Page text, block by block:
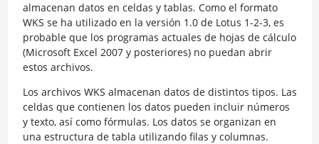
almacenan datos en celdas y tablas. Como el formato
WKS se ha utilizado en la versión 1.0 de Lotus 1-2-3, es
probable que los programas actuales de hojas de cálculo
(Microsoft Excel 2007 y posteriores) no puedan abrir
estos archivos.
Los archivos WKS almacenan datos de distintos tipos. Las
celdas que contienen los datos pueden incluir números
y texto, así como fórmulas. Los datos se organizan en
una estructura de tabla utilizando filas y columnas.